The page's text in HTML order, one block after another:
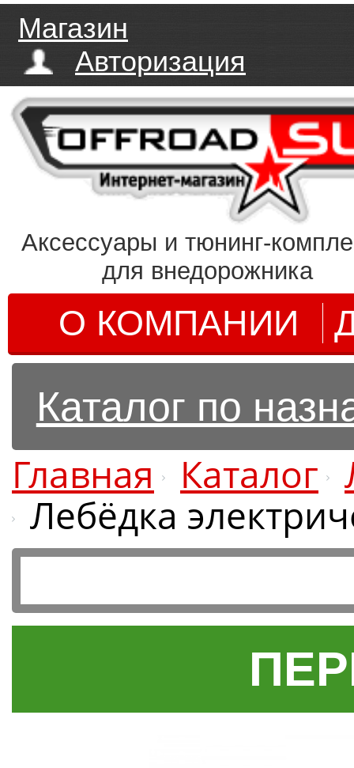
Магазин
Авторизация
Аксессуары и тюнинг-
для внедорожника
О КОМПАНИИ
Каталог по
Главная Каталог
Лебёдка